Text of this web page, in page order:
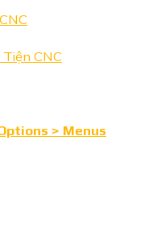
CNC
> Menus